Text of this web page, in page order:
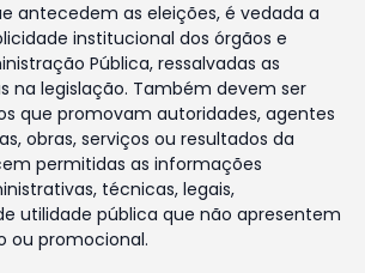
antecedem as eleições, é vedada a
institucional dos órgãos e
Pública, ressalvadas as
na legislação. Também devem ser
que promovam autoridades, agentes
obras, serviços ou resultados da
permitidas as informações
técnicas, legais,
utilidade pública que não apresentem
ou promocional.